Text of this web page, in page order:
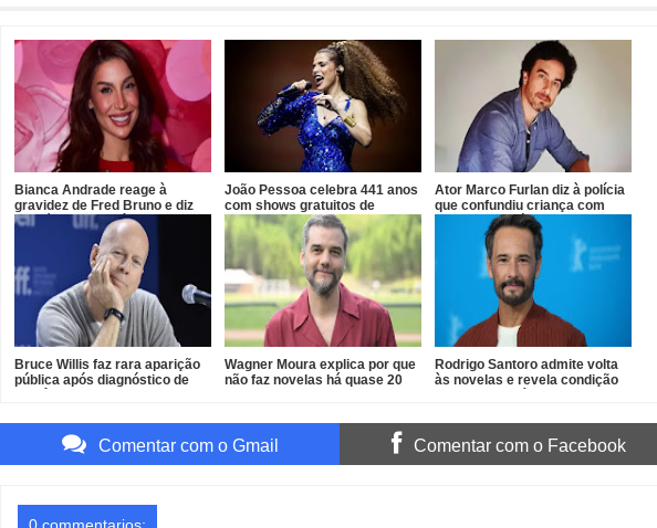
Bianca Andrade reage à
gravidez de Fred Bruno e diz
que já ama o bebê
João Pessoa celebra 441 anos
com shows gratuitos de
Vanessa da Mata, Roupa Nova
e Fábio Jr.
Ator Marco Furlan diz à polícia
que confundiu criança com
namorada após prisão por
estupro de vulnerável
Bruce Willis faz rara aparição
pública após diagnóstico de
Wagner Moura explica por que
não faz novelas há quase 20
Rodrigo Santoro admite volta
às novelas e revela condição
Comentar com o Gmail Comentar com o Facebook